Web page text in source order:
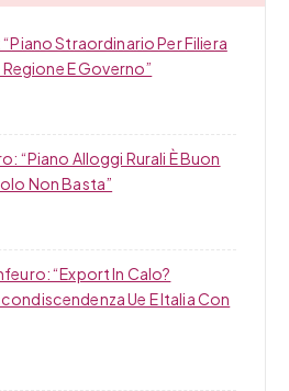
Straordinario Per Filiera
E Governo”
“Piano Alloggi Rurali È Buon
Non Basta”
“Export In Calo?
Ue E Italia Con